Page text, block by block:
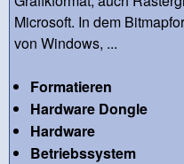
Microsoft. In dem
von Windows, ...
Formatieren
Hardware Dongle
Hardware
Betriebssystem